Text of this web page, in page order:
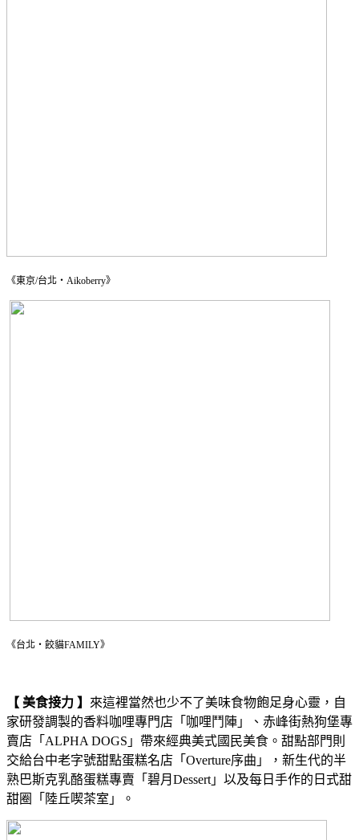
《東京/台北・Aikoberry》
《台北・餃貓FAMILY》
【 美食接力 】 來這裡當然也少不了美味食物飽足身心靈，自
家研發調製的香料咖哩專門店「咖哩鬥陣」、赤峰街熱狗堡專
賣店「ALPHA DOGS」帶來經典美式國民美食。甜點部門則
交給台中老字號甜點蛋糕名店「Overture序曲」，新生代的半
熟巴斯克乳酪蛋糕專賣「碧月Dessert」以及每日手作的日式甜
甜圈「陸丘喫茶室」。